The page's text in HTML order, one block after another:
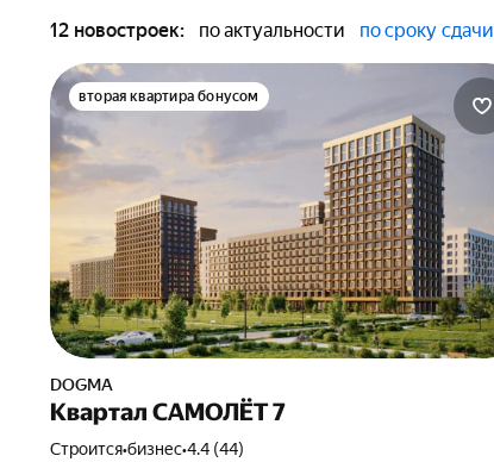
12 новостроек: по актуальности по сроку сдачи
вторая квартира бонусом
DOGMA
Квартал САМОЛЁТ 7
Строится•бизнес•4.4 (44)